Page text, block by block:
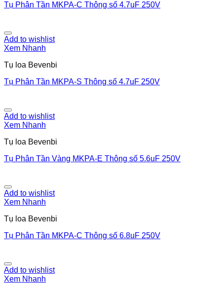
Tụ Phân Tần MKPA-C Thông số 4.7uF 250V
Add to wishlist
Xem Nhanh
Tụ loa Bevenbi
Tụ Phân Tần MKPA-S Thông số 4.7uF 250V
Add to wishlist
Xem Nhanh
Tụ loa Bevenbi
Tụ Phân Tần Vàng MKPA-E Thông số 5.6uF 250V
Add to wishlist
Xem Nhanh
Tụ loa Bevenbi
Tụ Phân Tần MKPA-C Thông số 6.8uF 250V
Add to wishlist
Xem Nhanh